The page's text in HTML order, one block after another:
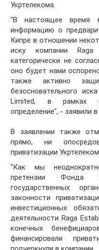
Укртелекома.
"В настоящее время
информацию о
Кипре в отношении
иску компании
категорически не
оно будет нами
также активно
безосновательного
Limited, в рамках
определение", - заявили
В заявлении также
прямо, ни
приватизации
"Как мы
претензии Фонда
государственных
законности
инвестиционных
деятельности Raga
конечных
финансировали